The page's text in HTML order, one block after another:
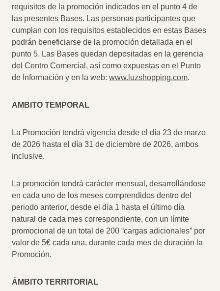
requisitos de la promoción indicados en el punto 4 de
las presentes Bases. Las personas participantes que
cumplan con los requisitos establecidos en estas Bases
podrán beneficiarse de la promoción detallada en el
punto 5. Las Bases quedan depositadas en la gerencia
del Centro Comercial, así como expuestas en el Punto
de Información y en la web: www.luzshopping.com.
AMBITO TEMPORAL
La Promoción tendrá vigencia desde el día 23 de marzo
de 2026 hasta el día 31 de diciembre de 2026, ambos
inclusive.
La promoción tendrá carácter mensual, desarrollándose
en cada uno de los meses comprendidos dentro del
periodo anterior, desde el día 1 hasta el último día
natural de cada mes correspondiente, con un límite
promocional de un total de 200 “cargas adicionales” por
valor de 5€ cada una, durante cada mes de duración la
Promoción.
ÁMBITO TERRITORIAL